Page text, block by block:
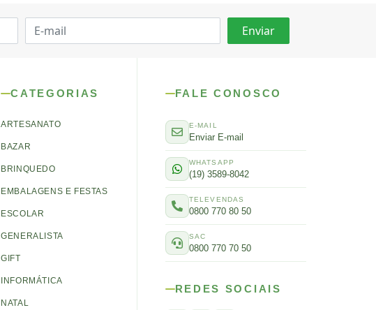
CATEGORIAS
ARTESANATO
BAZAR
BRINQUEDO
EMBALAGENS E FESTAS
ESCOLAR
GENERALISTA
GIFT
INFORMÁTICA
NATAL
FALE CONOSCO
E-MAIL
Enviar E-mail
WHATSAPP
(19) 3589-8042
TELEVENDAS
0800 770 80 50
SAC
0800 770 70 50
REDES SOCIAIS